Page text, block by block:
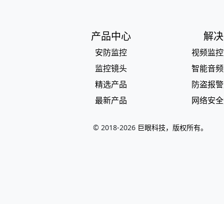
产品中心
安防监控
监控镜头
精选产品
最新产品
解
视频监
智能音
防盗报
网络安
© 2018-2026 巨眼科技，版权所有。